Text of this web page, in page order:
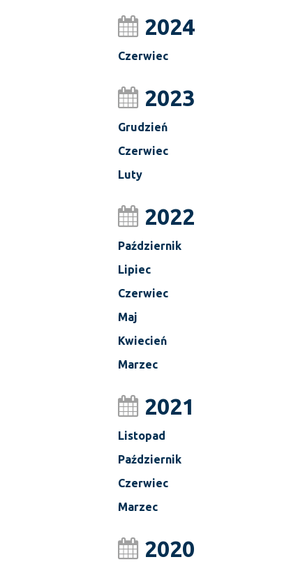
2024
Czerwiec
2023
Grudzień
Czerwiec
Luty
2022
Październik
Lipiec
Czerwiec
Maj
Kwiecień
Marzec
2021
Listopad
Październik
Czerwiec
Marzec
2020